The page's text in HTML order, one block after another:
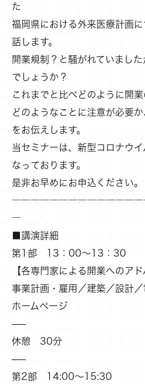
た
福岡県における外来医療計画
話します。
開業規制？と騒がれていまし
でしょうか？
これまでと比べどのように開業
どのようなことに注意が必要
をお伝えします。
当セミナーは、新型コロナウ
なっております。
是非お早めにお申込ください。
―
■講演詳細
第1部 13：00～13：30
【各専門家による開業へのアド
事業計画・雇用／建築／設計
ホームページ
—–
休憩 30分
—–
第2部 14:00～15:30